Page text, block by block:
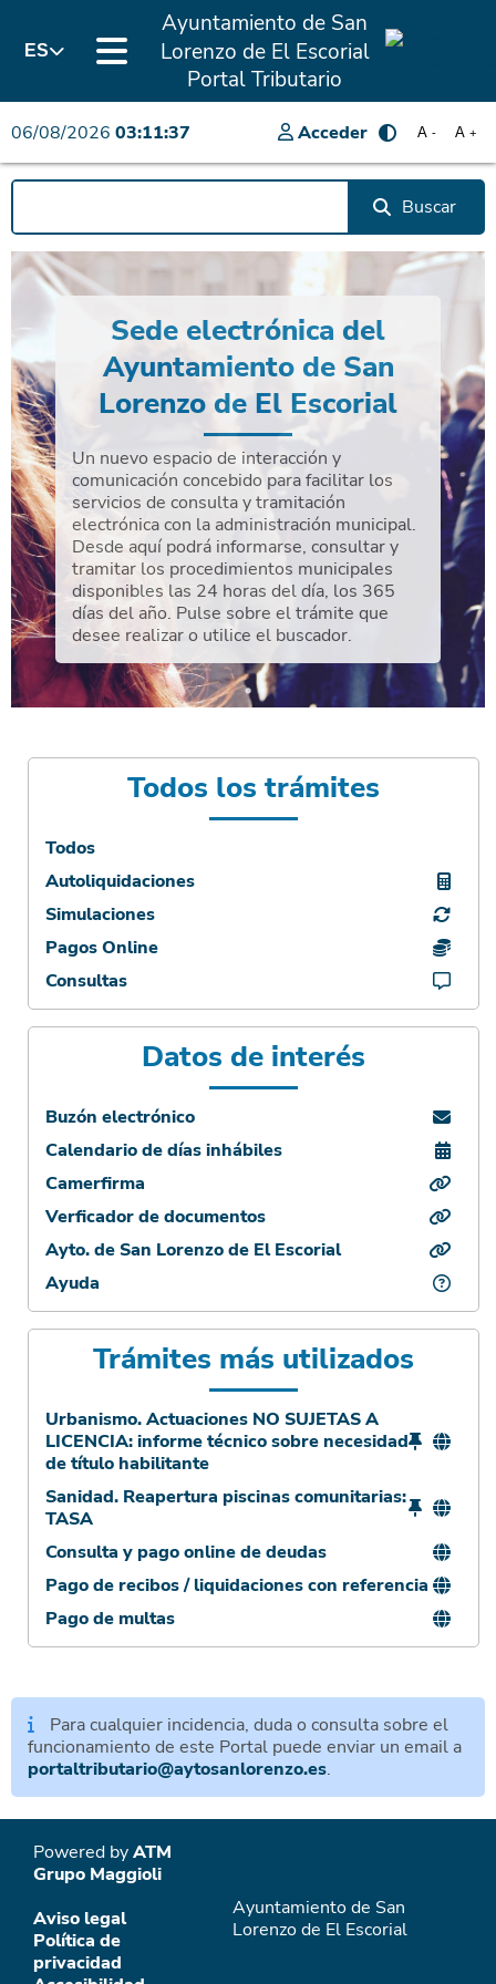
ES
Ayuntamiento de San
Lorenzo de El Escorial
Portal Tributario
06/08/2026 03:11:37 Acceder A +
A -
Buscar
Sede electrónica del
Ayuntamiento de San
Lorenzo de El Escorial
Un nuevo espacio de interacción y
comunicación concebido para facilitar los
servicios de consulta y tramitación
electrónica con la administración municipal.
Desde aquí podrá informarse, consultar y
tramitar los procedimientos municipales
disponibles las 24 horas del día, los 365
días del año. Pulse sobre el trámite que
desee realizar o utilice el buscador.
Todos los trámites
Todos
Autoliquidaciones
Simulaciones
Pagos Online
Consultas
Datos de interés
Buzón electrónico
Calendario de días inhábiles
Camerfirma
Verficador de documentos
Ayto. de San Lorenzo de El Escorial
Ayuda
Trámites más utilizados
Urbanismo. Actuaciones NO SUJETAS A
LICENCIA: informe técnico sobre necesidad
de título habilitante
Sanidad. Reapertura piscinas comunitarias:
TASA
Consulta y pago online de deudas
Pago de recibos / liquidaciones con referencia
Pago de multas
Para cualquier incidencia, duda o consulta sobre el
funcionamiento de este Portal puede enviar un email a
portaltributario@aytosanlorenzo.es.
Powered byATM
Grupo Maggioli
Aviso legal
Política de
privacidad
Ayuntamiento de San
Lorenzo de El Escorial